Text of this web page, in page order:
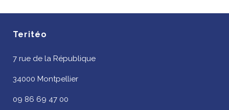
Teritéo
7 rue de la République
34000 Montpellier
09 86 69 47 00